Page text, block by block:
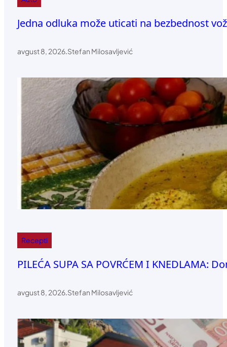
Jedna odluka može uticati na bezbednost
avgust 8, 2026.Stefan Milosavljević
Recepti
PILEĆA SUPA SA POVRĆEM I KNEDLAMA:
avgust 8, 2026.Stefan Milosavljević